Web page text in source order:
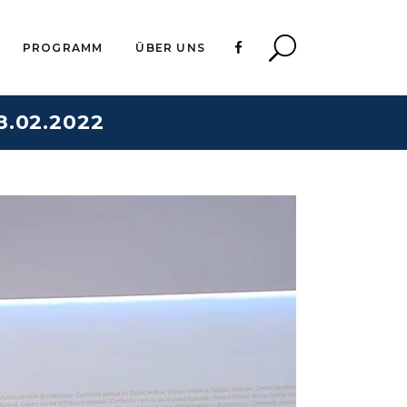
PROGRAMM ÜBER UNS